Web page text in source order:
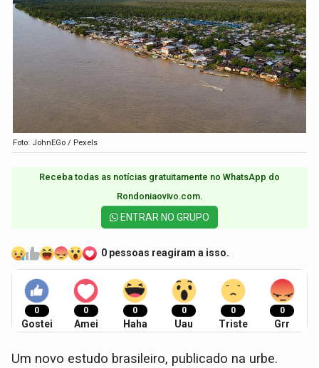
Foto: JohnEGo / Pexels
Receba todas as notícias gratuitamente no WhatsApp do
Rondoniaovivo.com.​
ENTRAR NO GRUPO
0 pessoas reagiram a isso.
0
Gostei
0
Amei
0
Haha
0
Uau
0
Triste
0
Grr
Um novo estudo brasileiro, publicado na urbe.